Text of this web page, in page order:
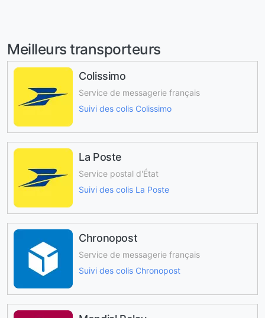
Meilleurs transporteurs
Colissimo
Service de messagerie français
Suivi des colis Colissimo
La Poste
Service postal d'État
Suivi des colis La Poste
Chronopost
Service de messagerie français
Suivi des colis Chronopost